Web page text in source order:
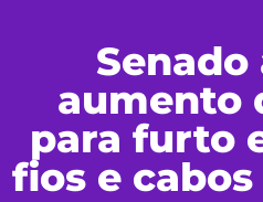
Senado
aumento
para furto
fios e